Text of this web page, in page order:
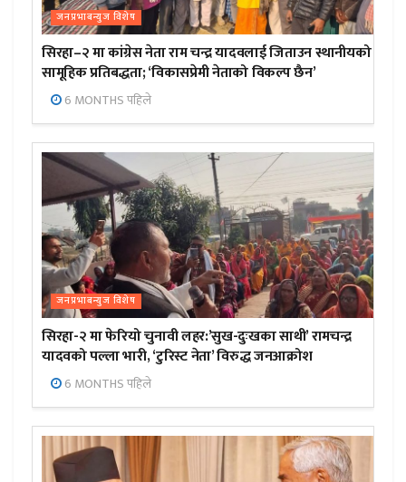
जनप्रभाबन्युज विशेष
सिरहा–२ मा कांग्रेस नेता राम चन्द्र यादवलाई जिताउन स्थानीयको
सामूहिक प्रतिबद्धता; ‘विकासप्रेमी नेताको विकल्प छैन’
6 MONTHS पहिले
जनप्रभाबन्युज विशेष
सिरहा-२ मा फेरियो चुनावी लहर:’सुख-दुःखका साथी’ रामचन्द्र
यादवको पल्ला भारी, ‘टुरिस्ट नेता’ विरुद्ध जनआक्रोश
6 MONTHS पहिले